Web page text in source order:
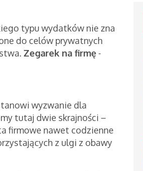
typu wydatków nie zna
do celów prywatnych
Zegarek na firmę -
wyzwanie dla
tutaj dwie skrajności –
firmowe nawet codzienne
z ulgi z obawy